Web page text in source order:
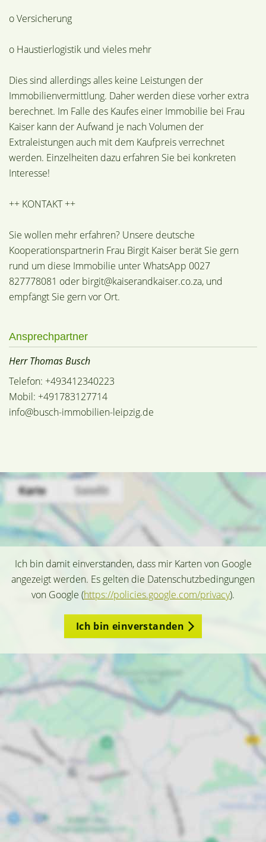
o Versicherung
o Haustierlogistik und vieles mehr
Dies sind allerdings alles keine Leistungen der
Immobilienvermittlung. Daher werden diese vorher extra
berechnet. Im Falle des Kaufes einer Immobilie bei Frau
Kaiser kann der Aufwand je nach Volumen der
Extraleistungen auch mit dem Kaufpreis verrechnet
werden. Einzelheiten dazu erfahren Sie bei konkreten
Interesse!
++ KONTAKT ++
Sie wollen mehr erfahren? Unsere deutsche
Kooperationspartnerin Frau Birgit Kaiser berät Sie gern
rund um diese Immobilie unter WhatsApp 0027
827778081 oder birgit@kaiserandkaiser.co.za, und
empfängt Sie gern vor Ort.
Ansprechpartner
Herr Thomas Busch
Telefon: +493412340223
Mobil: +491783127714
info@busch-immobilien-leipzig.de
Ich bin damit einverstanden, dass mir Karten von Google
angezeigt werden. Es gelten die Datenschutzbedingungen
von Google (https://policies.google.com/privacy).
Ich bin einverstanden